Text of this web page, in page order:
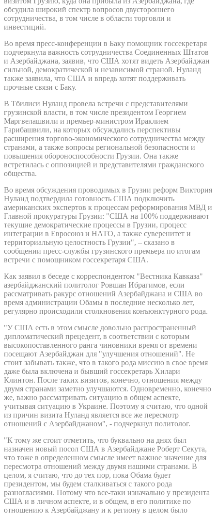
обсудила широкий спектр вопросов двустороннего
сотрудничества, в том числе в области торговли и
инвестиций.
Во время пресс-конференции в Баку помощник госсекретаря
подчеркнула важность сотрудничества Соединенных Штатов
и Азербайджана, заявив, что США хотят видеть Азербайджан
сильной, демократической и независимой страной. Нуланд
также заявила, что США и впредь хотят поддерживать
прочные связи с Баку.
В Тбилиси Нуланд провела встречи с представителями
грузинской власти, в том числе президентом Георгием
Маргвелашвили и премьер-министром Ираклием
Гарибашвили, на которых обсуждались перспективы
расширения торгово-экономического сотрудничества между
странами, а также вопросы региональной безопасности и
повышения обороноспособности Грузии. Она также
встретилась с оппозицией и представителями гражданского
общества.
Во время обсуждения проводимых в Грузии реформ Виктория
Нуланд подтвердила готовность США подключить
американских экспертов к процессам реформирования МВД и
Главной прокуратуры Грузии: "США на 100% поддерживают
текущие демократические процессы в Грузии, процесс
интеграции в Евросоюз и НАТО, а также суверенитет и
территориальную целостность Грузии", – сказано в
сообщении пресс-службы грузинского премьера по итогам
встречи с помощником госсекретаря США.
Как заявил в беседе с корреспондентом "Вестника Кавказа"
азербайджанский политолог Ровшан Ибрагимов, если
рассматривать ракурс отношений Азербайджана и США во
время администрации Обамы в последние несколько лет,
регулярно происходили столкновения конъюнктурного рода.
"У США есть в этом смысле довольно распространенный
дипломатический прецедент, в соответствии с которым
высокопоставленного ранга чиновники время от времени
посещают Азербайджан для "улучшения отношений". Не
стоит забывать также, что в такого рода миссию в свое время
даже была включена и бывший госсекретарь Хилари
Клинтон. После таких визитов, конечно, отношения между
двумя странами заметно улучшаются. Одновременно, конечно
же, важно рассматривать ситуацию в общем аспекте,
учитывая ситуацию в Украине. Поэтому я считаю, что одной
из причин визита Нуланд является все же пересмотр
отношений с Азербайджаном", - подчеркнул политолог.
"К тому же стоит отметить, что буквально на днях был
назначен новый посол США в Азербайджане Роберт Секута,
что тоже в определенном смысле имеет важное значение для
пересмотра отношений между двумя нашими странами. В
целом, я считаю, что до тех пор, пока Обама будет
президентом, мы будем сталкиваться с такого рода
разногласиями. Потому что все-таки изначально у президента
США и в личном аспекте, и в общем, в его политике по
отношению к Азербайджану и к региону в целом было